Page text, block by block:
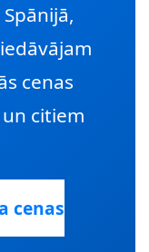
cenas
citiem
cenas